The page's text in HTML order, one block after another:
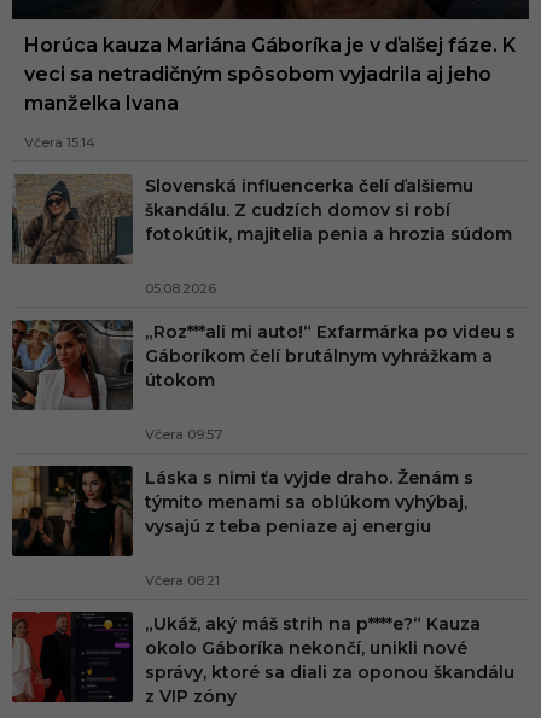
Horúca kauza Mariána Gáboríka je v ďalšej fáze. K
veci sa netradičným spôsobom vyjadrila aj jeho
manželka Ivana
Včera 15:14
Slovenská influencerka čelí ďalšiemu
škandálu. Z cudzích domov si robí
fotokútik, majitelia penia a hrozia súdom
05.08.2026
„Roz***ali mi auto!“ Exfarmárka po videu s
Gáboríkom čelí brutálnym vyhrážkam a
útokom
Včera 09:57
Láska s nimi ťa vyjde draho. Ženám s
týmito menami sa oblúkom vyhýbaj,
vysajú z teba peniaze aj energiu
Včera 08:21
„Ukáž, aký máš strih na p****e?“ Kauza
okolo Gáboríka nekončí, unikli nové
správy, ktoré sa diali za oponou škandálu
z VIP zóny